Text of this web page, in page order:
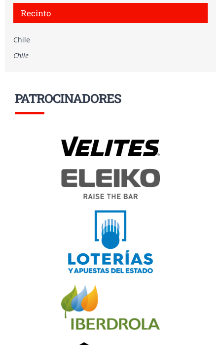
Recinto
Chile
Chile
PATROCINADORES